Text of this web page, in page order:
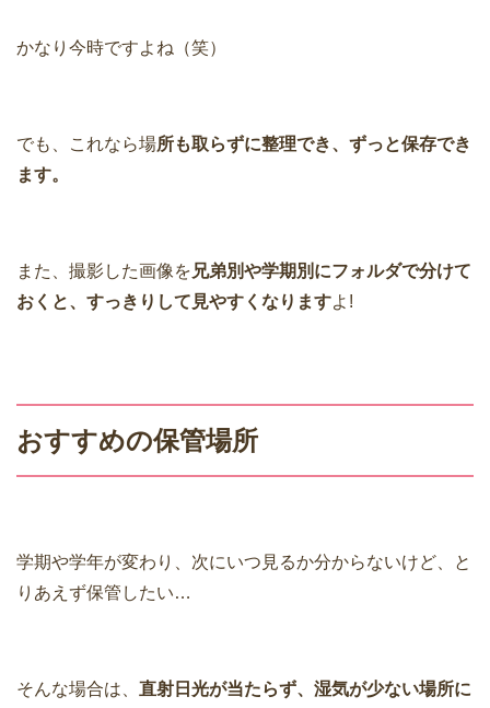
かなり今時ですよね（笑）
でも、これなら場所も取らずに整理でき、ずっと保存でき
ます。
また、撮影した画像を 兄弟別や学期別にフォルダで分けて
おくと、すっきりして見やすくなりますよ!
おすすめの保管場所
学期や学年が変わり、次にいつ見るか分からないけど、と
りあえず保管したい…
そんな場合は、 直射日光が当たらず、湿気が少ない場所に